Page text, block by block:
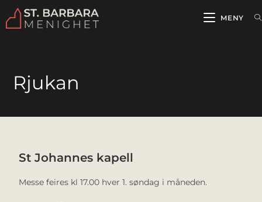
MENY
Rjukan
St Johannes kapell​
Messe feires kl 17.00 hver 1. søndag i måneden.